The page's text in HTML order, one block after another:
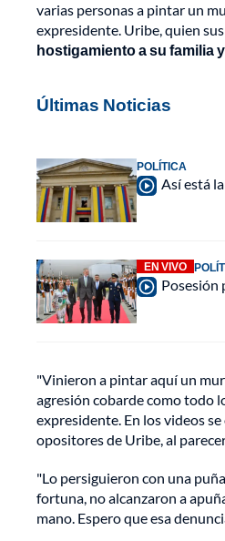
varias personas a pintar un
expresidente. Uribe, quien
hostigamiento a su familia
Últimas Noticias
POLÍTICA
Así está
EN VIVO
Posesión
"Vinieron a pintar aquí un
agresión cobarde como todo
expresidente. En los videos
opositores de Uribe, al
"Lo persiguieron con una
fortuna, no alcanzaron a
mano. Espero que esa